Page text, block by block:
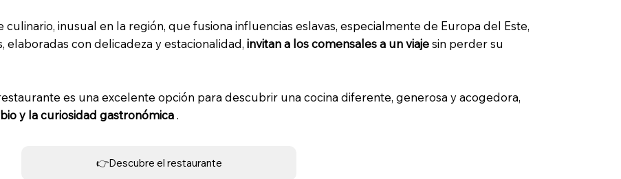
inusual en la región, que fusiona influencias eslavas, especialmente de Europa del Este,
con delicadeza y estacionalidad, invitan a los comensales a un viajesin perder su
es una excelente opción para descubrir una cocina diferente, generosa y acogedora,
y la curiosidad gastronómica.
👉Descubre el restaurante